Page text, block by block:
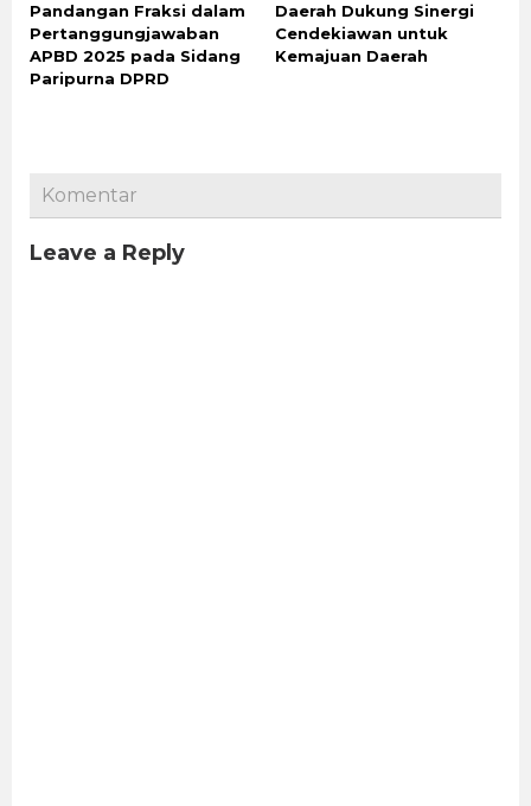
Pandangan Fraksi dalam
Pertanggungjawaban
APBD 2025 pada Sidang
Paripurna DPRD
Daerah Dukung Sinergi
Cendekiawan untuk
Kemajuan Daerah
Komentar
Leave a Reply